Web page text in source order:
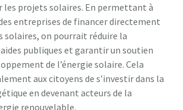
projets solaires. En permettant à
entreprises de financer directement
on pourrait réduire la
aides publiques et garantir un soutien
de l’énergie solaire. Cela
aux citoyens de s’investir dans la
en devenant acteurs de la
renouvelable.